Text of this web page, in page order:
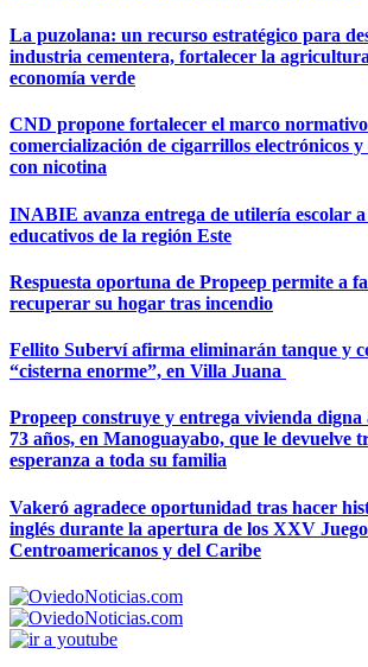
La puzolana: un recurso estratégico para
industria cementera, fortalecer la
economía verde
CND propone fortalecer el marco
comercialización de cigarrillos electrónicos
con nicotina
INABIE avanza entrega de utilería escolar
educativos de la región Este
Respuesta oportuna de Propeep permite a
recuperar su hogar tras incendio
Fellito Suberví afirma eliminarán tanque y
“cisterna enorme”, en Villa Juana
Propeep construye y entrega vivienda
73 años, en Manoguayabo, que le devuelve
esperanza a toda su familia
Vakeró agradece oportunidad tras hacer
inglés durante la apertura de los XXV
Centroamericanos y del Caribe